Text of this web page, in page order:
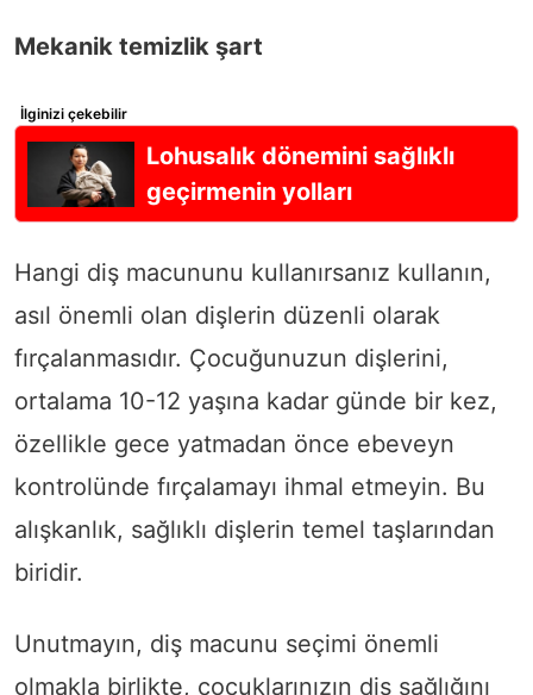
Mekanik temizlik şart
İlginizi çekebilir
Lohusalık dönemini sağlıklı
geçirmenin yolları
Hangi diş macununu kullanırsanız kullanın,
asıl önemli olan dişlerin düzenli olarak
fırçalanmasıdır. Çocuğunuzun dişlerini,
ortalama 10-12 yaşına kadar günde bir kez,
özellikle gece yatmadan önce ebeveyn
kontrolünde fırçalamayı ihmal etmeyin. Bu
alışkanlık, sağlıklı dişlerin temel taşlarından
biridir.
Unutmayın, diş macunu seçimi önemli
olmakla birlikte, çocuklarınızın diş sağlığını